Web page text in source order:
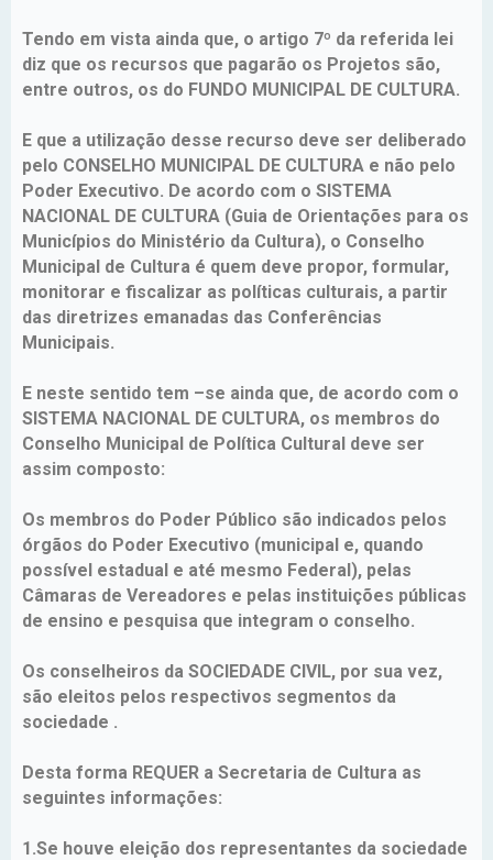
Tendo em vista ainda que, o artigo 7º da referida lei
diz que os recursos que pagarão os Projetos são,
entre outros, os do FUNDO MUNICIPAL DE CULTURA.
E que a utilização desse recurso deve ser deliberado
pelo CONSELHO MUNICIPAL DE CULTURA e não pelo
Poder Executivo. De acordo com o SISTEMA
NACIONAL DE CULTURA (Guia de Orientações para os
Municípios do Ministério da Cultura), o Conselho
Municipal de Cultura é quem deve propor, formular,
monitorar e fiscalizar as políticas culturais, a partir
das diretrizes emanadas das Conferências
Municipais.
E neste sentido tem –se ainda que, de acordo com o
SISTEMA NACIONAL DE CULTURA, os membros do
Conselho Municipal de Política Cultural deve ser
assim composto:
Os membros do Poder Público são indicados pelos
órgãos do Poder Executivo (municipal e, quando
possível estadual e até mesmo Federal), pelas
Câmaras de Vereadores e pelas instituições públicas
de ensino e pesquisa que integram o conselho.
Os conselheiros da SOCIEDADE CIVIL, por sua vez,
são eleitos pelos respectivos segmentos da
sociedade .
Desta forma REQUER a Secretaria de Cultura as
seguintes informações:
1.Se houve eleição dos representantes da sociedade